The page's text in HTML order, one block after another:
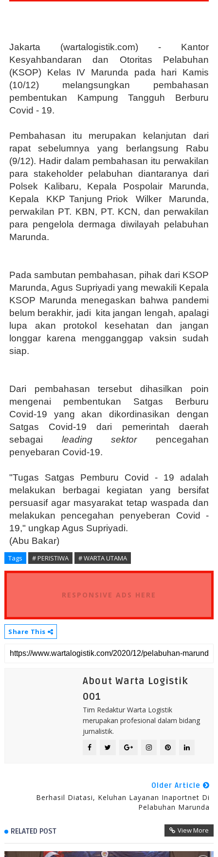
Jakarta (wartalogistik.com) - Kantor
Kesyahbandaran dan Otoritas Pelabuhan
(KSOP) Kelas IV Marunda pada hari Kamis
(10/12) melangsungkan pembahasan
pembentukan Kampung Tangguh Berburu
Covid - 19.
Pembahasan itu merupakan kelanjutan dari
rapat sebelumnya yang berlangsung Rabu
(9/12). Hadir dalam pembahasan itu perwakilan
para stakeholder pelabuhan diantaranya dari
Polsek Kalibaru, Kepala Pospolair Marunda,
Kepala
KKP Tanjung Priok Wilker
Marunda,
perwakilan PT. KBN, PT. KCN, dan perwakilan
para pengelola dermaga diwilayah pelabuhan
Marunda.
Pada sambutan pembahasan, pihak dari KSOP
Marunda, Agus Supriyadi yang mewakili Kepala
KSOP Marunda menegaskan bahwa pandemi
belum berakhir, jadi
kita jangan lengah, apalagi
lupa akan protokol kesehatan dan jangan
longgar karena mengganggap vaksin sudah
siap.
Dari pembahasan tersebut dihasilkan poin
mengenai pembentukan Satgas Berburu
Covid-19 yang akan dikordinasikan dengan
Satgas Covid-19 dari pemerintah daerah
sebagai leading sektorpencegahan
penyebaran Covid-19.
"Tugas Satgas Pemburu Covid - 19 adalah
melakukan berbagai kegiatan yang bersifat
persuasif agar masyarakat tetap waspada dan
melakukan pencegahan penyeberan Covid -
19," ungkap Agus Supriyadi.
(Abu Bakar)
Tags # PERISTIWA # WARTA UTAMA
RESPONSIVE ADS HERE
Share This
About Warta Logistik
001
Tim Redaktur Warta Logistik
merupakan profesional dalam bidang
jurnalistik.
Older Article
Berhasil Diatasi, Keluhan Layanan Inaportnet Di
Pelabuhan Marunda
RELATED POST View More